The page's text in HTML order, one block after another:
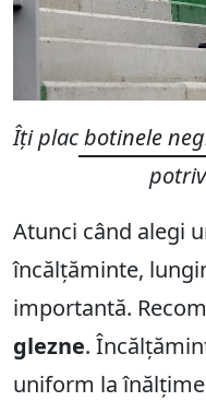
Îți placbotinele
Atunci când alegi
încălțăminte,
importantă.
glezne.
uniform la